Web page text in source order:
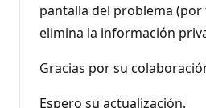
pantalla del problema (por
elimina la información
Gracias por su
Espero su actualización.